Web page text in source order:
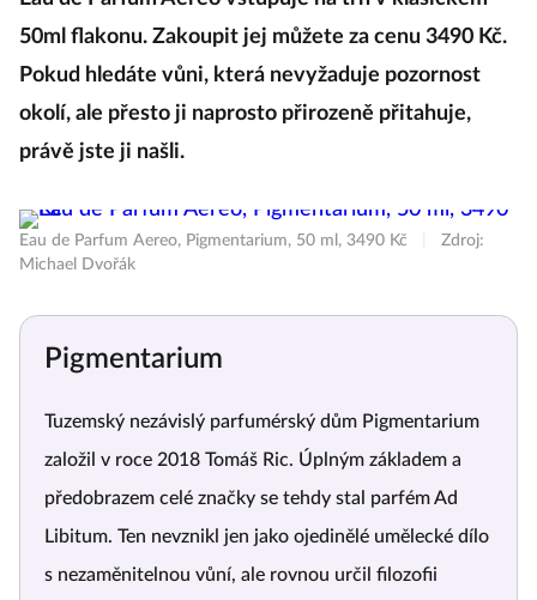
50ml flakonu. Zakoupit jej můžete za cenu 3490 Kč.
Pokud hledáte vůni, která nevyžaduje pozornost
okolí, ale přesto ji naprosto přirozeně přitahuje,
právě jste ji našli.
Eau de Parfum Aereo, Pigmentarium, 50 ml, 3490 Kč
Zdroj:
Michael Dvořák
Pigmentarium
Tuzemský nezávislý parfumérský dům Pigmentarium
založil v roce 2018 Tomáš Ric. Úplným základem a
předobrazem celé značky se tehdy stal parfém Ad
Libitum. Ten nevznikl jen jako ojedinělé umělecké dílo
s nezaměnitelnou vůní, ale rovnou určil filozofii